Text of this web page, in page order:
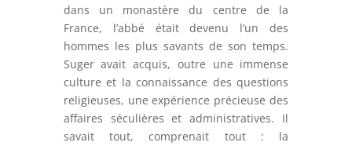
dans un monastère du centre de la
France, l’abbé était devenu l’un des
hommes les plus savants de son temps.
Suger avait acquis, outre une immense
culture et la connaissance des questions
religieuses, une expérience précieuse des
affaires séculières et administratives. Il
savait tout, comprenait tout : la